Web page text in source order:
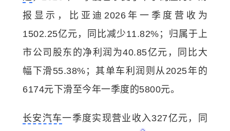
报显示，比亚迪2026年一季度营收为
1502.25亿元，同比减少11.82%；归属于上
市公司股东的净利润为40.85亿元，同比大
幅下滑55.38%；其单车利润则从2025年的
6174元下滑至今年一季度的5800元。
长安汽车一季度实现营业收入327亿元，同